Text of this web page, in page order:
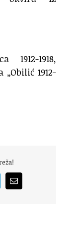
1912-1918,
1912-
Email